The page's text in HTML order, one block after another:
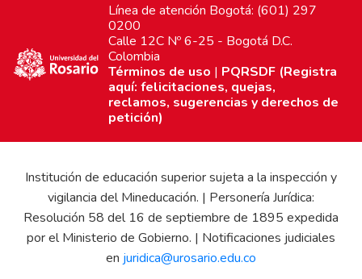
Línea de atención Bogotá: (601) 297
0200
Calle 12C Nº 6-25 - Bogotá D.C.
Colombia
Términos de uso | PQRSDF (Registra
aquí: felicitaciones, quejas,
reclamos, sugerencias y derechos de
petición)
Institución de educación superior sujeta a la inspección y
vigilancia del Mineducación. | Personería Jurídica:
Resolución 58 del 16 de septiembre de 1895 expedida
por el Ministerio de Gobierno. | Notificaciones judiciales
en juridica@urosario.edu.co